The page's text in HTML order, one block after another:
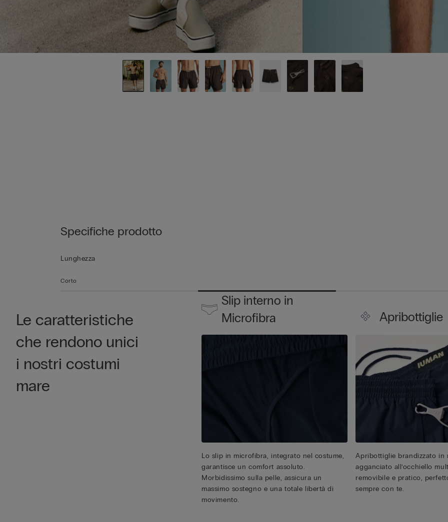
Specifiche prodotto
Lunghezza
Corto
Le caratteristiche
che rendono unici
i nostri costumi
mare
Slip interno in
Microfibra
Lo slip in microfibra, integrato nel costume,
garantisce un comfort assoluto.
Morbidissimo sulla pelle, assicura un
massimo sostegno e una totale libertà di
movimento.
Apribottiglie
Apribottiglie brandizzato in
agganciato all’occhiello
removibile e pratico,
sempre con te.